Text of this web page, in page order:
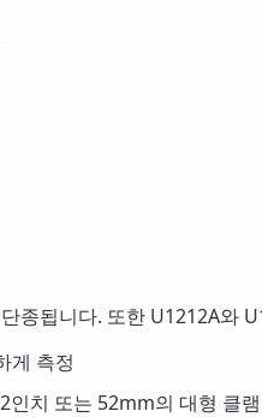
종됩니다. 또한 U1212A와
게 측정
인치 또는 52mm의 대형 클